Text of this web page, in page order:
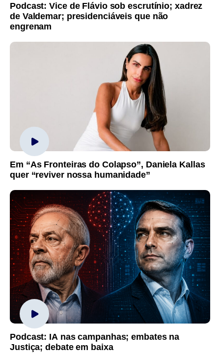
Podcast: Vice de Flávio sob escrutínio; xadrez
de Valdemar; presidenciáveis que não
engrenam
Em “As Fronteiras do Colapso”, Daniela Kallas
quer “reviver nossa humanidade”
Podcast: IA nas campanhas; embates na
Justiça; debate em baixa